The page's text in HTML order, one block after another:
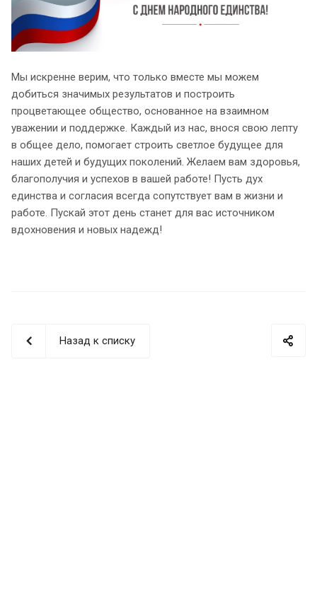
Мы искренне верим, что только вместе мы можем
добиться значимых результатов и построить
процветающее общество, основанное на взаимном
уважении и поддержке. Каждый из нас, внося свою лепту
в общее дело, помогает строить светлое будущее для
наших детей и будущих поколений. Желаем вам здоровья,
благополучия и успехов в вашей работе! Пусть дух
единства и согласия всегда сопутствует вам в жизни и
работе. Пускай этот день станет для вас источником
вдохновения и новых надежд!
Назад к списку